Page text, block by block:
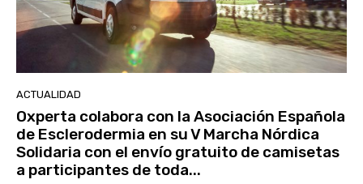
ACTUALIDAD
Oxperta colabora con la Asociación Española
de Esclerodermia en su V Marcha Nórdica
Solidaria con el envío gratuito de camisetas
a participantes de toda...